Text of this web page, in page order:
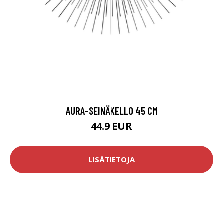
AURA-SEINÄKELLO 45 CM
44.9 EUR
LISÄTIETOJA